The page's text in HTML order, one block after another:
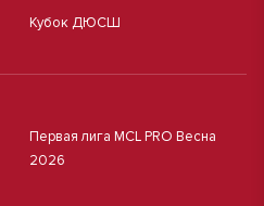
Кубок ДЮСШ
Первая лига MCL PRO Весна
2026